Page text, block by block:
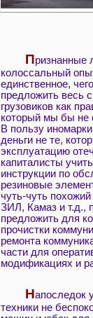
Признанные
колоссальный
единственное,
предложить весь
грузовиков как
который мы бы не
В пользу
деньги не те,
эксплуатацию
капиталисты
инструкции по
резиновые
чуть-чуть
ЗИЛ, Камаз и т.д.,
предложить для
прочистки
ремонта
части для
модификациях и
Напоследок
техники не